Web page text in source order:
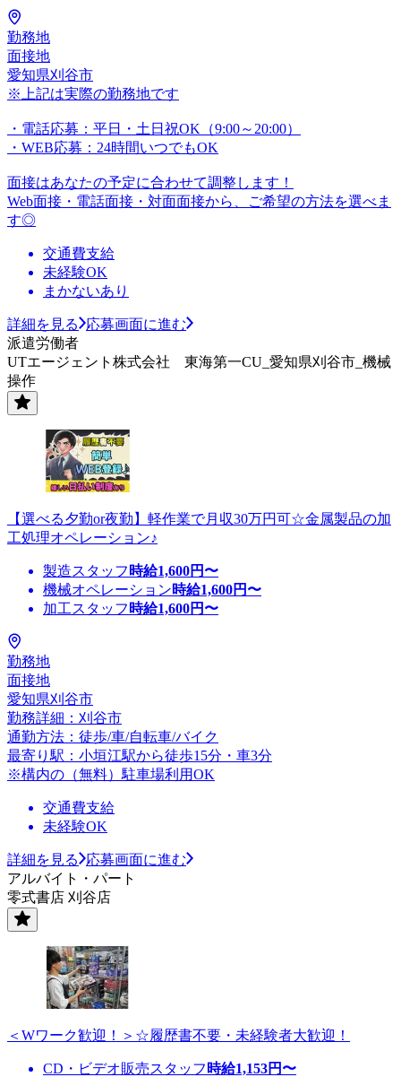
勤務地
面接地
愛知県刈谷市
※上記は実際の勤務地です
・電話応募：平日・土日祝OK（9:00～20:00）
・WEB応募：24時間いつでもOK
面接はあなたの予定に合わせて調整します！
Web面接・電話面接・対面面接から、ご希望の方法を選べま
す◎
交通費支給
未経験OK
まかないあり
詳細を見る
応募画面に進む
派遣労働者
UTエージェント株式会社 東海第一CU_愛知県刈谷市_機械
操作
【選べる夕勤or夜勤】軽作業で月収30万円可☆金属製品の加
工処理オペレーション♪
製造スタッフ 時給1,600円〜
機械オペレーション時給1,600円〜
加工スタッフ 時給1,600円〜
勤務地
面接地
愛知県刈谷市
勤務詳細：刈谷市
通勤方法：徒歩/車/自転車/バイク
最寄り駅：小垣江駅から徒歩15分・車3分
※構内の（無料）駐車場利用OK
交通費支給
未経験OK
詳細を見る
応募画面に進む
アルバイト・パート
零式書店 刈谷店
＜Wワーク歓迎！＞☆履歴書不要・未経験者大歓迎！
CD・ビデオ販売スタッフ 時給1,153円〜